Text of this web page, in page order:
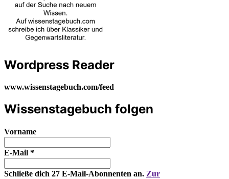
Wordpress Reader
www.wissenstagebuch.com/feed
Wissenstagebuch folgen
Vorname
E-Mail *
Schließe dich 27 E-Mail-Abonnenten an. Zur